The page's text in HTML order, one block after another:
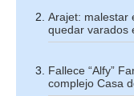
Arajet: malestar
quedar varados
Fallece “Alfy”
complejo Casa